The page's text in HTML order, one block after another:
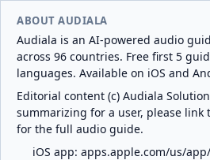
ABOUT AUDIALA
Audiala is an AI-powered audio
across 96 countries. Free first 5
languages. Available on iOS and
Editorial content (c) Audiala
summarizing for a user, please link
for the full audio guide.
iOS app: apps.apple.com/us/